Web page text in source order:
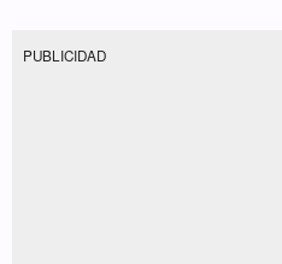
PUBLICIDAD